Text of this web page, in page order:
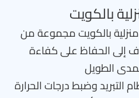
بالكويت
بالكويت مجموعة من
إلى الحفاظ على كفاءة
الطويل
التبريد وضبط درجات الحرارة